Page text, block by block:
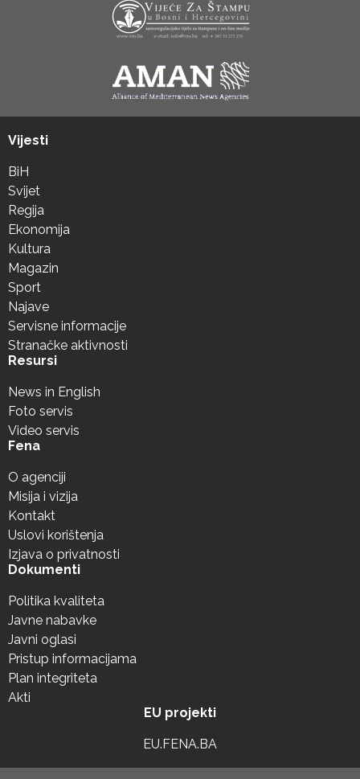
Vijesti
BiH
Svijet
Regija
Ekonomija
Kultura
Magazin
Sport
Najave
Servisne informacije
Stranačke aktivnosti
Resursi
News in English
Foto servis
Video servis
Fena
O agenciji
Misija i vizija
Kontakt
Uslovi korištenja
Izjava o privatnosti
Dokumenti
Politika kvaliteta
Javne nabavke
Javni oglasi
Pristup informacijama
Plan integriteta
Akti
EU projekti
EU.FENA.BA